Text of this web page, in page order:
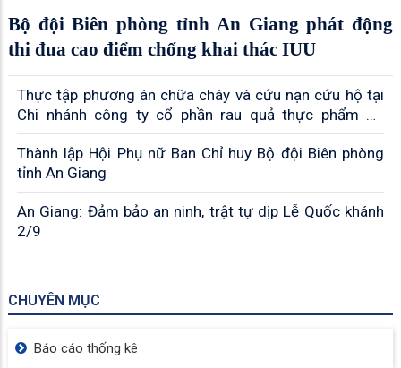
Bộ đội Biên phòng tỉnh An Giang phát động
thi đua cao điểm chống khai thác IUU
Thực tập phương án chữa cháy và cứu nạn cứu hộ tại
Chi nhánh công ty cổ phần rau quả thực phẩm An
Giang
Thành lập Hội Phụ nữ Ban Chỉ huy Bộ đội Biên phòng
tỉnh An Giang
An Giang: Đảm bảo an ninh, trật tự dịp Lễ Quốc khánh
2/9
CHUYÊN MỤC
Báo cáo thống kê